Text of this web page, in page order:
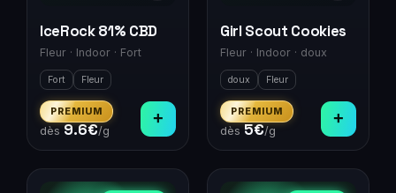
IceRock 81% CBD
Fleur · Indoor · Fort
Fort Fleur
PREMIUM
dès 9.6€/g
+
Girl Scout Cookies
Fleur · Indoor · doux
doux Fleur
PREMIUM
dès 5€/g
+